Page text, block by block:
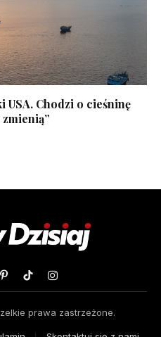
Chodzi o cieśninę
PinterestTikTokInstagram
prawa zastrzeżone.